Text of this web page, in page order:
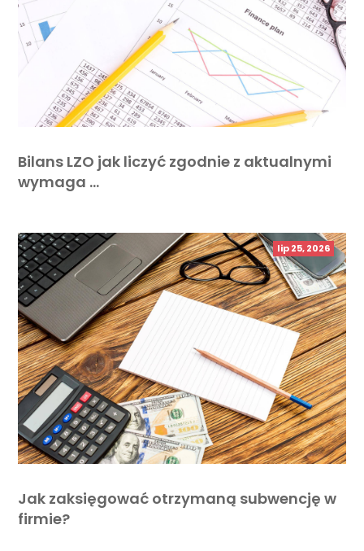
Bilans LZO jak liczyć zgodnie z aktualnymi
wymaga …
lip 25, 2026
Jak zaksięgować otrzymaną subwencję w
firmie?